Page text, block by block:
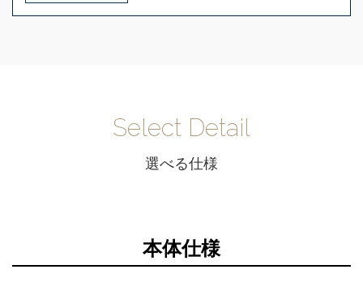
Select Detail
選べる仕様
本体仕様